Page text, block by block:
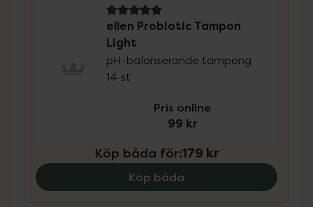
5 av 5 i omdöme
ellen Probiotic Tampon
Light
pH-balanserande tampong
14 st
Pris online
99 kr
Köp båda för:179 kr
Köp båda